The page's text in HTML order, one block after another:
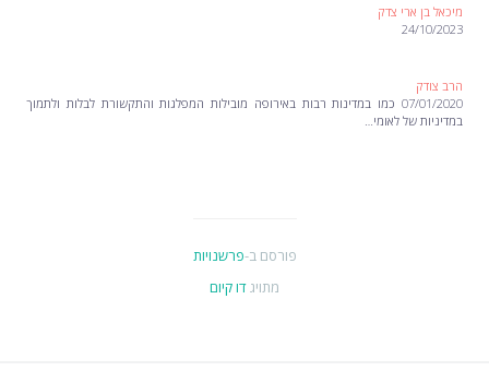
מיכאל בן ארי צדק
24/10/2023
הרב צודק
07/01/2020 כמו במדינות רבות באירופה מובילות המפלגות והתקשורת לבלות ולתמוך
במדיניות של לאומי…
פורסם ב-פרשנויות
מתויגדו קיום